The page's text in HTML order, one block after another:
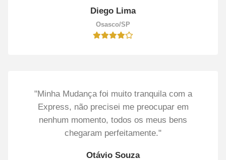
Diego Lima
Osasco/SP
"Minha Mudança foi muito tranquila com a
Express, não precisei me preocupar em
nenhum momento, todos os meus bens
chegaram perfeitamente."
Otávio Souza